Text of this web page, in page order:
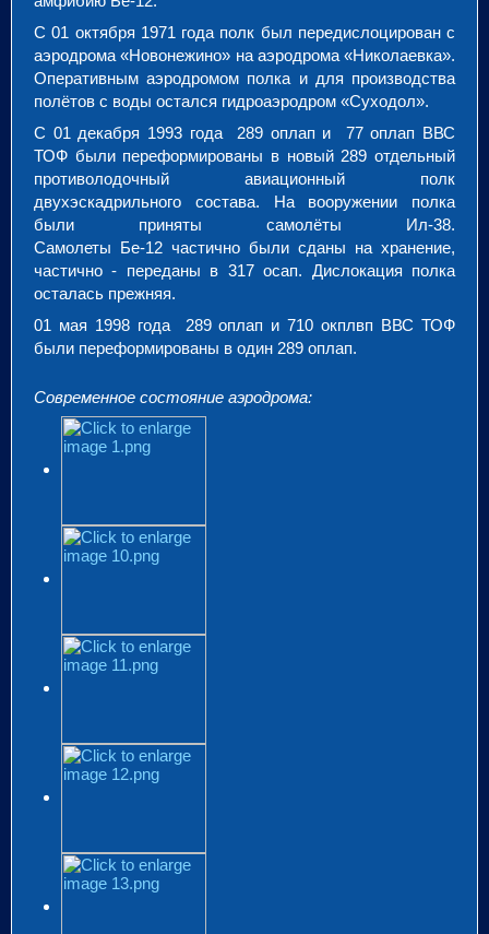
С 01 октября 1971 года полк был передислоцирован с
аэродрома «Новонежино» на аэродрома «Николаевка».
Оперативным аэродромом полка и для производства
полётов с воды остался гидроаэродром «Суходол».
С 01 декабря 1993 года 289 оплап и 77 оплап ВВС
ТОФ были переформированы в новый 289 отдельный
противолодочный авиационный полк
двухэскадрильного состава. На вооружении полка
были приняты самолёты Ил-38.
Самолеты Бе-12 частично были сданы на хранение,
частично - переданы в 317 осап. Дислокация полка
осталась прежняя.
01 мая 1998 года 289 оплап и 710 окплвп ВВС ТОФ
были переформированы в один 289 оплап.
Современное состояние аэродрома: